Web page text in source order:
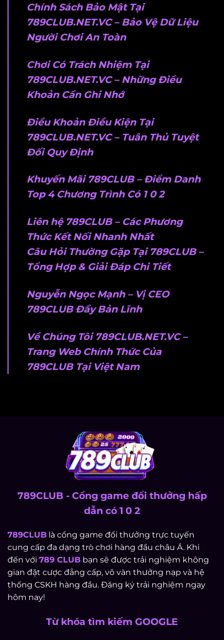
Chính Sách Bảo Mật Tại
789CLUB.NET.VC – Bảo Vệ Dữ Liệu
Người Chơi An Toàn
Chơi Có Trách Nhiệm Tại
789CLUB.NET.VC – Những Điều
Khoản Cần Ghi Nhớ
Điều Khoản Điều Kiện Tại
789CLUB.NET.VC – Tuân Thủ Tuyệt
Đối Quy Định
Khuyến Mãi 789CLUB – Điểm Danh
Top 4 Chương Trình Có 1 0 2
Liên hệ 789CLUB – Các Phương
Thức Kết Nối Nhanh Nhất
Câu Hỏi Thường Gặp Tại 789CLUB –
Tổng Hợp & Giải Đáp Chi Tiết
Nguyễn Ngọc Mạnh – Vị CEO
789CLUB Đầy Bản Lĩnh
Về Chúng Tôi 789CLUB.NET.VC –
Trang Web Chính Thức Của
789CLUB Tại Việt Nam
789CLUB - Cổng game đổi thưởng hấp
dẫn có 1 0 2
789CLUB là cổng game đổi thưởng trực tuyến
cung cấp đa dạng trò chơi hàng đầu châu Á. Khi
đến với 789 CLUB bạn sẽ được trải nghiệm không
gian đặt cược đẳng cấp, vô vàn thưởng nạp và hệ
thống CSKH hàng đầu. Đăng ký trải nghiệm ngay
hôm nay!
Từ khóa tìm kiếm GOOGLE